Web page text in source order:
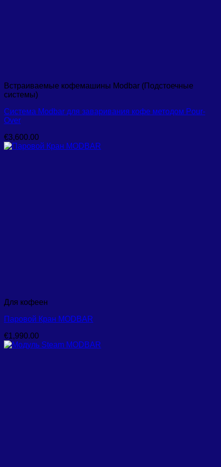
Встраиваемые кофемашины Modbar (Подстоечные
системы)
Система Modbar для заваривания кофе методом Pour-
Over
€3,600.00
Для кофеен
Паровой Кран MODBAR
€1,990.00